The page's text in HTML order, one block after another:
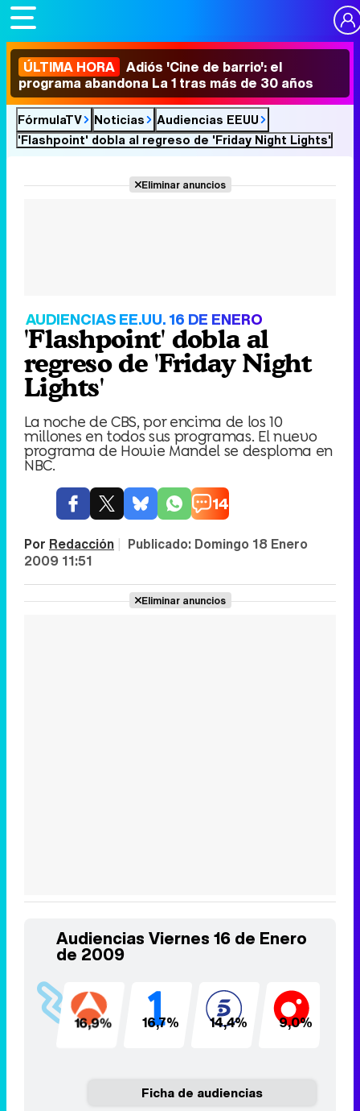
ÚLTIMA HORA Adiós 'Cine de barrio': el
programa abandona La 1 tras más de 30 años
FórmulaTV Noticias
Audiencias EEUU
'Flashpoint' dobla al regreso de 'Friday Night Lights'
Eliminar anuncios
AUDIENCIAS EE.UU. 16 DE ENERO
'Flashpoint' dobla al
regreso de 'Friday Night
Lights'
La noche de CBS, por encima de los 10
millones en todos sus programas. El nuevo
programa de Howie Mandel se desploma en
NBC.
14
Por Redacción | Publicado: Domingo 18 Enero
2009 11:51
Eliminar anuncios
Audiencias Viernes 16 de Enero
de 2009
16,9% 16,7% 14,4% 9,0%
Ficha de audiencias